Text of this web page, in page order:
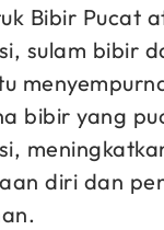
Bibir Pucat
sulam bibir
bibir yang
diri dan